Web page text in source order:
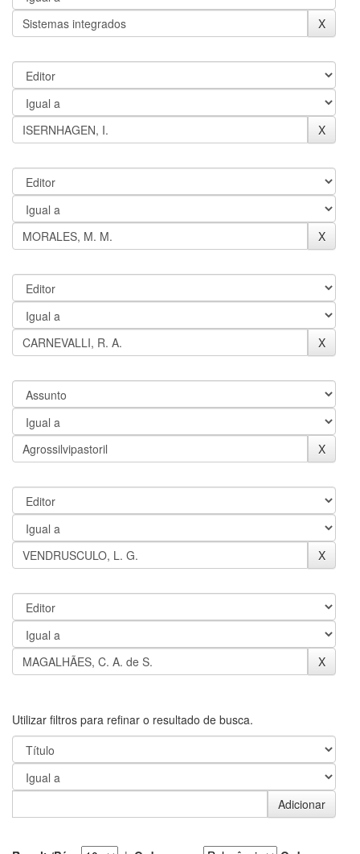
Utilizar filtros para refinar o resultado de busca.